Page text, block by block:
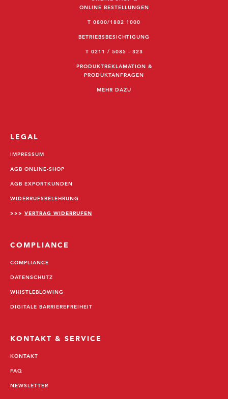
ONLINE BESTELLUNGEN
T 0800/1882 1000
BETRIEBSBESICHTIGUNG
T 0211 / 5085 - 323
PRODUKTREKLAMATION &
PRODUKTANFRAGEN
MEHR DAZU
LEGAL
IMPRESSUM
AGB ONLINE-SHOP
AGB EXPORTKUNDEN
WIDERRUFSBELEHRUNG
>>> VERTRAG WIDERRUFEN
COMPLIANCE
COMPLIANCE
DATENSCHUTZ
WHISTLEBLOWING
DIGITALE BARRIEREFREIHEIT
KONTAKT & SERVICE
KONTAKT
FAQ
NEWSLETTER